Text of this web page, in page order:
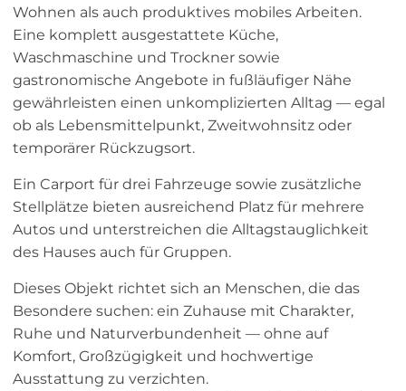
Wohnen als auch produktives mobiles Arbeiten.
Eine komplett ausgestattete Küche,
Waschmaschine und Trockner sowie
gastronomische Angebote in fußläufiger Nähe
gewährleisten einen unkomplizierten Alltag — egal
ob als Lebensmittelpunkt, Zweitwohnsitz oder
temporärer Rückzugsort.
Ein Carport für drei Fahrzeuge sowie zusätzliche
Stellplätze bieten ausreichend Platz für mehrere
Autos und unterstreichen die Alltagstauglichkeit
des Hauses auch für Gruppen.
Dieses Objekt richtet sich an Menschen, die das
Besondere suchen: ein Zuhause mit Charakter,
Ruhe und Naturverbundenheit — ohne auf
Komfort, Großzügigkeit und hochwertige
Ausstattung zu verzichten.